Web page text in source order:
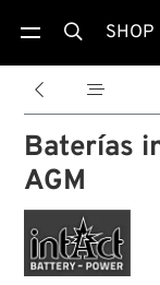
 SHOP
 
Baterías
AGM